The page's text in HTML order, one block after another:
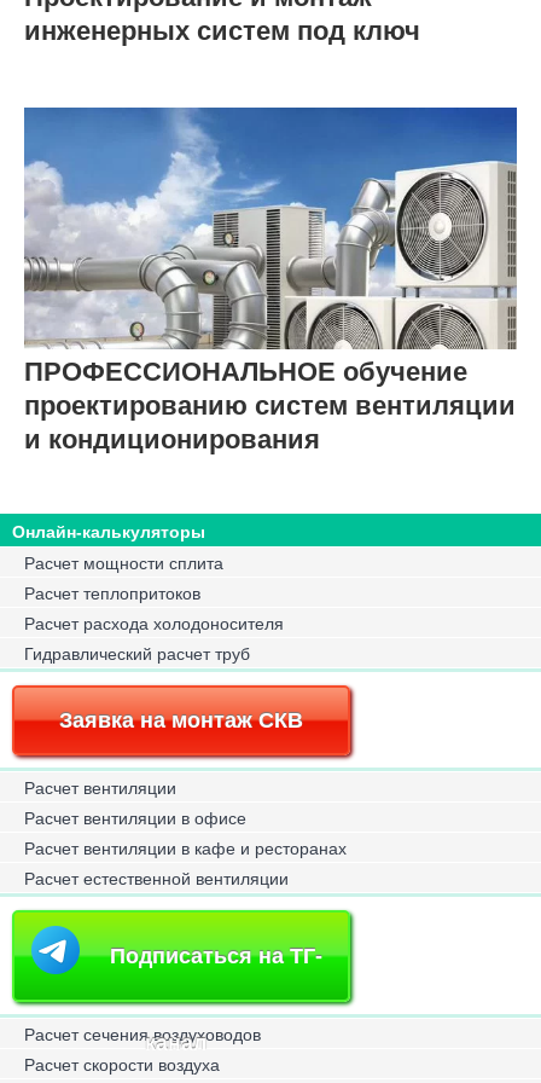
инженерных систем под ключ
ПРОФЕССИОНАЛЬНОЕ обучение
проектированию систем вентиляции
и кондиционирования
Онлайн-калькуляторы
Расчет мощности сплита
Расчет теплопритоков
Расчет расхода холодоносителя
Гидравлический расчет труб
Заявка на монтаж СКВ
Расчет вентиляции
Расчет вентиляции в офисе
Расчет вентиляции в кафе и ресторанах
Расчет естественной вентиляции
Подписаться на ТГ-
канал
Расчет сечения воздуховодов
Расчет скорости воздуха